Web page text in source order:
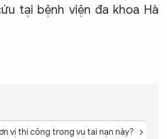
tại bệnh viện đa khoa Hà
vị thi công trong vụ tai nạn này?